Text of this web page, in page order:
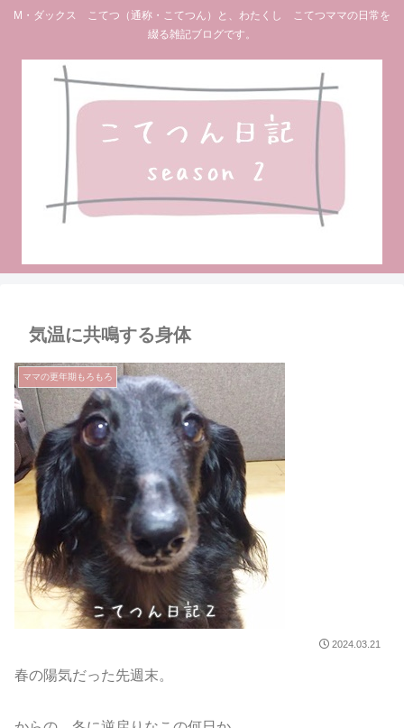
M・ダックス こてつ（通称・こてつん）と、わたくし こてつママの日常を
綴る雑記ブログです。
気温に共鳴する身体
ママの更年期もろもろ
2024.03.21
春の陽気だった先週末。